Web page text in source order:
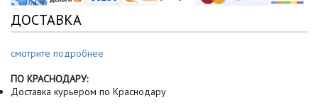
ДОСТАВКА
смотрите подробнее
ПО КРАСНОДАРУ:
Доставка курьером по Краснодару